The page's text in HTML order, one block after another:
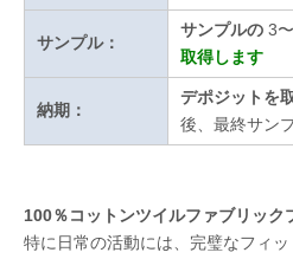
サンプル：
サンプルの 3
取得します
納期：
デポジットを
後、最終サン
100％コットンツイルファブリック
特に日常の活動には、完璧なフィ